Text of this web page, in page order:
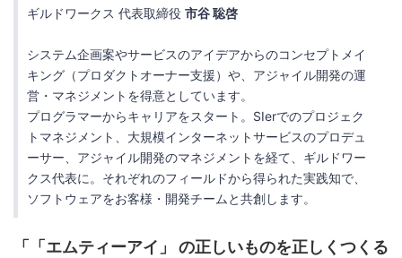
ギルドワークス 代表取締役 市谷 聡啓
システム企画案やサービスのアイデアからのコンセプトメイ
キング（プロダクトオーナー支援）や、アジャイル開発の運
営・マネジメントを得意としています。
プログラマーからキャリアをスタート。SIerでのプロジェク
トマネジメント、大規模インターネットサービスのプロデュ
ーサー、アジャイル開発のマネジメントを経て、ギルドワー
クス代表に。それぞれのフィールドから得られた実践知で、
ソフトウェアをお客様・開発チームと共創します。
「 「エムティーアイ」
の正しいものを正しくつくる